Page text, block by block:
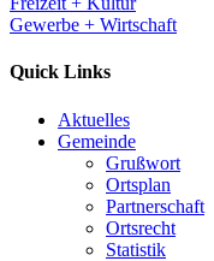
Gewerbe + Wirtschaft
Quick Links
Aktuelles
Gemeinde
Grußwort
Ortsplan
Partnerschaft
Ortsrecht
Statistik